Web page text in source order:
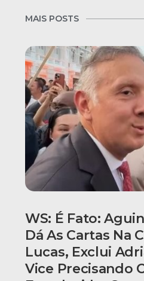
MAIS POSTS
WS: É Fato:
Dá As Cartas Na
Lucas, Exclui
Vice Precisando